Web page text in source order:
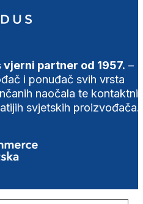
partner od 1957. –
i ponuđač svih vrsta
naočala te
svjetskih proizvođača.